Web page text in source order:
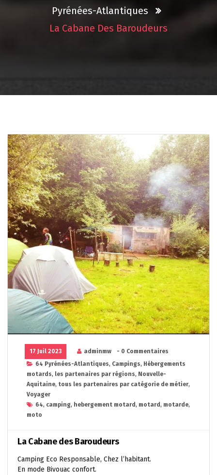
Pyrénées-Atlantiques
La Cabane Des Baroudeurs
17 Juil 2023 adminmw
- 0 Commentaires
64 Pyrénées-Atlantiques, Campings, Hébergements
motards, les partenaires par régions, Nouvelle-
Aquitaine, tous les partenaires par catégorie de métier,
Voyager
64, camping, hebergement motard , motard , motarde,
moto
La Cabane des Baroudeurs
Camping Eco Responsable, Chez l’habitant.
En mode Bivouac confort.